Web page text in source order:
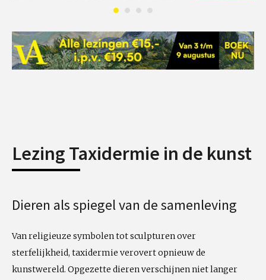
Lezing Taxidermie in de kunst
Dieren als spiegel van de samenleving
Van religieuze symbolen tot sculpturen over
sterfelijkheid, taxidermie verovert opnieuw de
kunstwereld. Opgezette dieren verschijnen niet langer